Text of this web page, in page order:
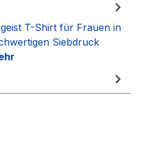
T-Shirt für Frauen in
Siebdruck